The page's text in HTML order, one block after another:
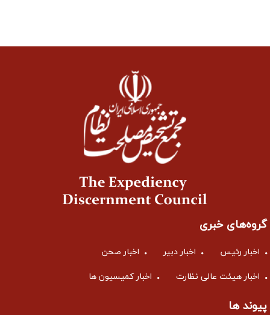
گروه‌های خبری
اخبار رئیس اخبار دبیر اخبار صحن
اخبار هیئت عالی نظارت اخبار کمیسیون ها
پیوند ها